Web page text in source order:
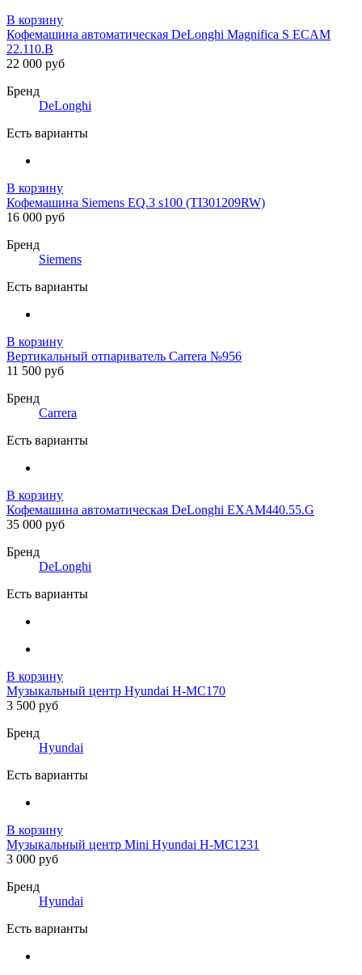
В корзину
Кофемашина автоматическая DeLonghi Magnifica S ECAM
22.110.B
22 000 руб
Бренд
DeLonghi
Есть варианты
В корзину
Кофемашина Siemens EQ.3 s100 (TI301209RW)
16 000 руб
Бренд
Siemens
Есть варианты
В корзину
Вертикальный отпариватель Carrera №956
11 500 руб
Бренд
Carrera
Есть варианты
В корзину
Кофемашина автоматическая DeLonghi EXAM440.55.G
35 000 руб
Бренд
DeLonghi
Есть варианты
В корзину
Музыкальный центр Hyundai H-MC170
3 500 руб
Бренд
Hyundai
Есть варианты
В корзину
Музыкальный центр Mini Hyundai H-MC1231
3 000 руб
Бренд
Hyundai
Есть варианты